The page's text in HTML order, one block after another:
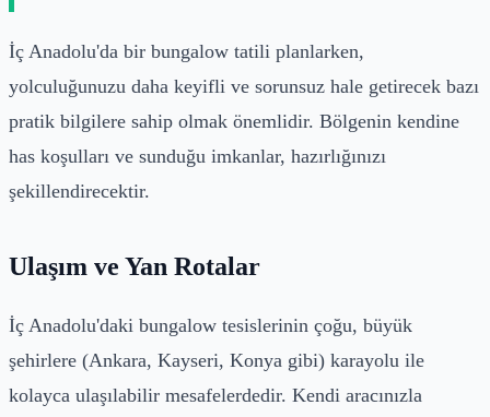
İç Anadolu'da bir bungalow tatili planlarken,
yolculuğunuzu daha keyifli ve sorunsuz hale getirecek bazı
pratik bilgilere sahip olmak önemlidir. Bölgenin kendine
has koşulları ve sunduğu imkanlar, hazırlığınızı
şekillendirecektir.
Ulaşım ve Yan Rotalar
İç Anadolu'daki bungalow tesislerinin çoğu, büyük
şehirlere (Ankara, Kayseri, Konya gibi) karayolu ile
kolayca ulaşılabilir mesafelerdedir. Kendi aracınızla